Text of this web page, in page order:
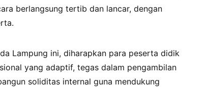
berlangsung tertib dan lancar, dengan
Lampung ini, diharapkan para peserta didik
yang adaptif, tegas dalam pengambilan
soliditas internal guna mendukung